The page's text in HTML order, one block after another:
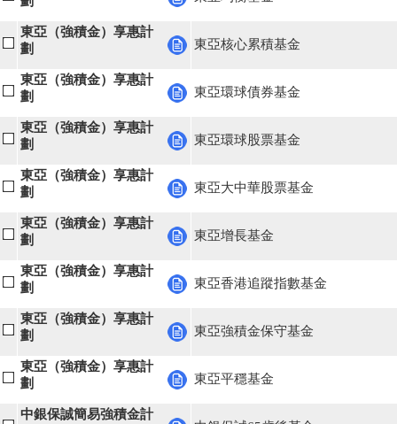
東亞（強積金）享惠計
劃
東亞核心累積基金
東亞（強積金）享惠計
劃
東亞環球債券基金
東亞（強積金）享惠計
劃
東亞環球股票基金
東亞（強積金）享惠計
劃
東亞大中華股票基金
東亞（強積金）享惠計
劃
東亞增長基金
東亞（強積金）享惠計
劃
東亞香港追蹤指數基金
東亞（強積金）享惠計
劃
東亞強積金保守基金
東亞（強積金）享惠計
劃
東亞平穩基金
中銀保誠簡易強積金計